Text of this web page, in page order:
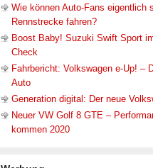
Wie können Auto-Fans eigentlich
Rennstrecke fahren?
Boost Baby! Suzuki Swift Sport
Check
Fahrbericht: Volkswagen e-Up! –
Auto
Generation digital: Der neue
Neuer VW Golf 8 GTE –
kommen 2020